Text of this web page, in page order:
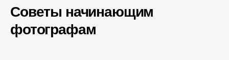
Советы начинающим
фотографам